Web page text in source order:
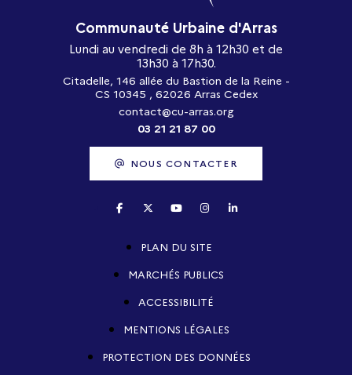
Communauté Urbaine d'Arras
Lundi au vendredi de 8h à 12h30 et de
13h30 à 17h30.
Citadelle, 146 allée du Bastion de la Reine -
CS 10345 , 62026 Arras Cedex
contact@cu-arras.org
03 21 21 87 00
NOUS CONTACTER
PLAN DU SITE
MARCHÉS PUBLICS
ACCESSIBILITÉ
MENTIONS LÉGALES
PROTECTION DES DONNÉES